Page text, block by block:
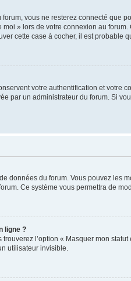
vous ne resterez connecté que
» lors de votre connexion au
cette case à cocher, il est probable
votre authentification et votre
par un administrateur du forum. Si
données du forum. Vous pouvez les
Ce système vous permettra de
ligne ?
l’option « Masquer mon
utilisateur invisible.